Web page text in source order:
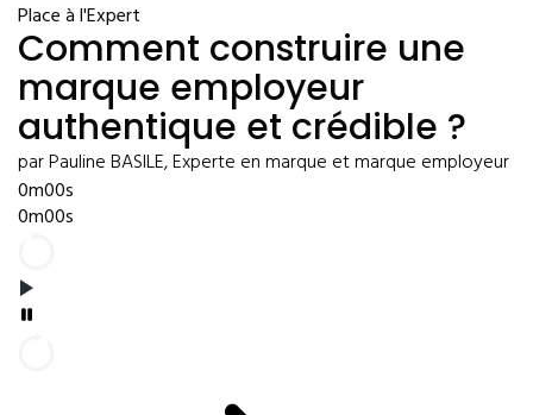
Place à l'Expert
Comment construire une
marque employeur
authentique et crédible ?
par Pauline BASILE, Experte en marque et marque employeur
0m00s
0m00s